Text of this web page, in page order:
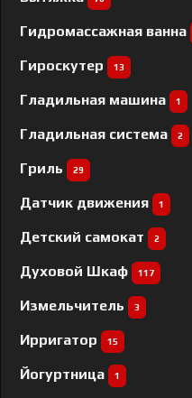
Гидромассажная ванна
Гироскутер 13
Гладильная машина 1
Гладильная система 2
Гриль 29
Датчик движения 1
Детский самокат 2
Духовой Шкаф 117
Измельчитель 3
Ирригатор 15
Йогуртница 1